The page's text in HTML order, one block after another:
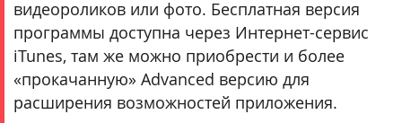
видеороликов или фото. Бесплатная версия
программы доступна через Интернет-сервис
iTunes, там же можно приобрести и более
«прокачанную» Advanced версию для
расширения возможностей приложения.